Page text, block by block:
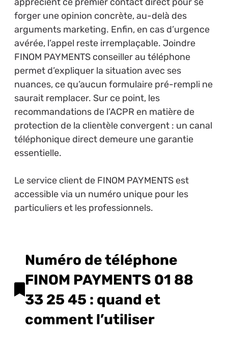
forger une opinion concrète, au-delà des
arguments marketing. Enfin, en cas d’urgence
avérée, l’appel reste irremplaçable. Joindre
FINOM PAYMENTS conseiller au téléphone
permet d’expliquer la situation avec ses
nuances, ce qu’aucun formulaire pré-rempli ne
saurait remplacer. Sur ce point, les
recommandations de l’ACPR en matière de
protection de la clientèle convergent : un canal
téléphonique direct demeure une garantie
essentielle.
Le service client de FINOM PAYMENTS est
accessible via un numéro unique pour les
particuliers et les professionnels.
Numéro de téléphone
FINOM PAYMENTS 01 88
33 25 45 : quand et
comment l’utiliser